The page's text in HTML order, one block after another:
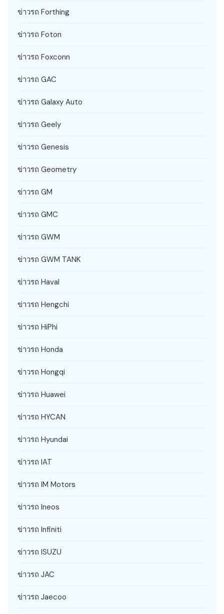
ข่าวรถ Forthing
ข่าวรถ Foton
ข่าวรถ Foxconn
ข่าวรถ GAC
ข่าวรถ Galaxy Auto
ข่าวรถ Geely
ข่าวรถ Genesis
ข่าวรถ Geometry
ข่าวรถ GM
ข่าวรถ GMC
ข่าวรถ GWM
ข่าวรถ GWM TANK
ข่าวรถ Haval
ข่าวรถ Hengchi
ข่าวรถ HiPhi
ข่าวรถ Honda
ข่าวรถ Hongqi
ข่าวรถ Huawei
ข่าวรถ HYCAN
ข่าวรถ Hyundai
ข่าวรถ IAT
ข่าวรถ IM Motors
ข่าวรถ Ineos
ข่าวรถ Infiniti
ข่าวรถ ISUZU
ข่าวรถ JAC
ข่าวรถ Jaecoo